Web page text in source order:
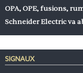
OPA, OPE, fusions,
Schneider Electric va
SIGNAUX